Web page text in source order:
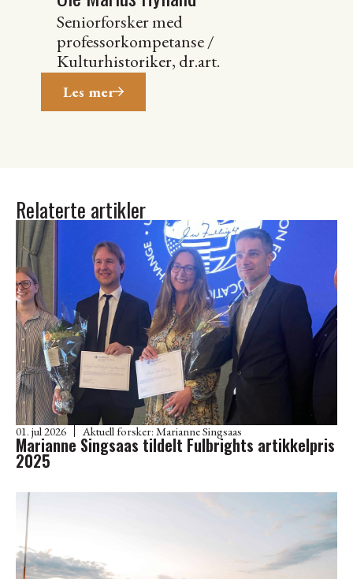
Seniorforsker med
professorkompetanse /
Kulturhistoriker, dr.art.
Les mer
Relaterte artikler
01. jul 2026 Aktuell forsker: Marianne Singsaas
Marianne Singsaas tildelt Fulbrights artikkelpris
2025